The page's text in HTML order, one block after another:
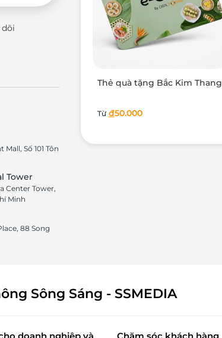
dõi
Số 101 Tôn
Tower
Center Tower,
Minh
88 Song
Thẻ quà tặng Bắc Kim Thang
Từ đ50.000
Sông Sáng - SSMEDIA